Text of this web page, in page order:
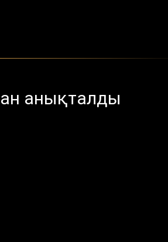
анықталды